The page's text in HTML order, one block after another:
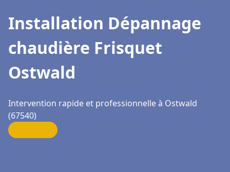
Installation Dépannage
chaudière Frisquet
Ostwald
Intervention rapide et professionnelle à Ostwald
(67540)